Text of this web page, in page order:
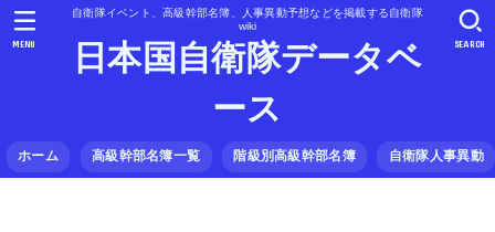
自衛隊イベント、高級幹部名簿、人事異動予想などを掲載する自衛隊
wiki
日本国自衛隊データベ
ース
ホーム 高級幹部名簿一覧 階級別高級幹部名簿 自衛隊人事異動
SEARCH
MENU